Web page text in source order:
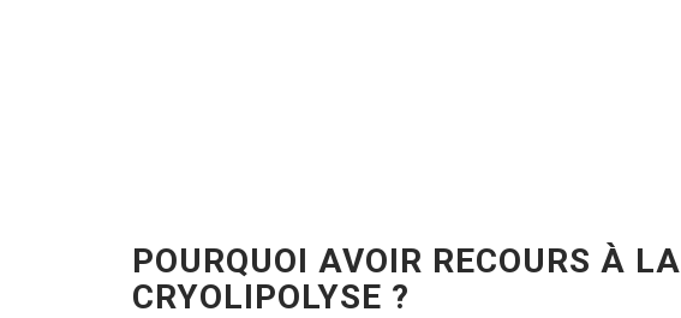
POURQUOI AVOIR RECOURS À LA
CRYOLIPOLYSE ?